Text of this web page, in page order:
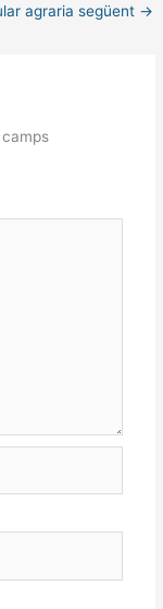
agraria següent →
camps